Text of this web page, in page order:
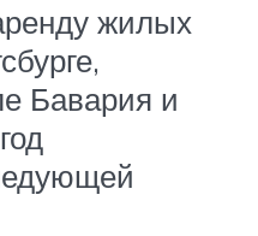
жилых
Бавария и